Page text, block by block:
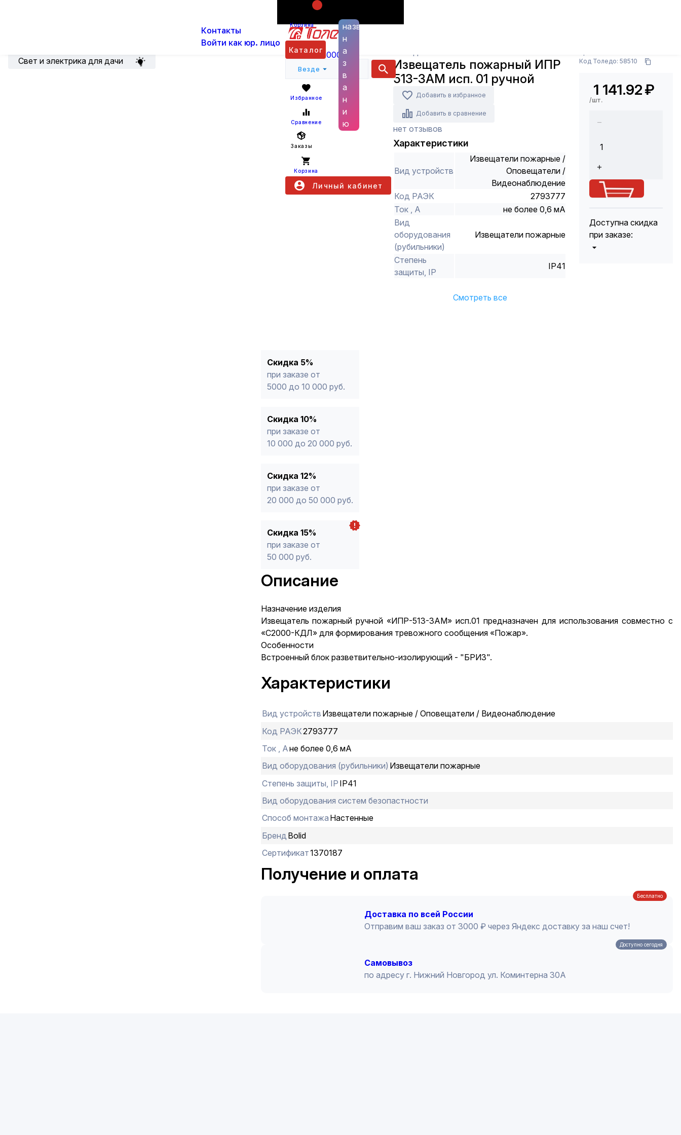
Контакты
Войти как юр. лицо
Корзина
+7 (800) 6000 600
Каталог
Везде
названию
н
а
з
в
а
н
и
ю
Избранное
Сравнение
Заказы
Корзина
Личный кабинет
Свет и электрика для дачи
Каталог Системы пожарной и охранной безопасности
Извещатели пожарные
Извещатель пожарный ИПР
513-3АМ исп. 01 ручной
Добавить в избранное
Добавить в сравнение
нет отзывов
Характеристики
Вид устройств
Извещатели пожарные /
Оповещатели /
Видеонаблюдение
Код РАЭК
2793777
Ток , А
не более 0,6 мА
Вид
оборудования
(рубильники)
Извещатели пожарные
Степень
защиты, IP
IP41
Смотреть все
Код Толедо: 58510
1 141.92₽
/шт.
Доступна скидка
при заказе:
Скидка 5%
при заказе от
5000 до 10 000 руб.
Скидка 10%
при заказе от
10 000 до 20 000 руб.
Скидка 12%
при заказе от
20 000 до 50 000 руб.
Скидка 15%
при заказе от
50 000 руб.
Описание
Назначение изделия
Извещатель пожарный ручной «ИПР-513-3АМ» исп.01 предназначен для использования совместно с
«С2000-КДЛ» для формирования тревожного сообщения «Пожар».
Особенности
Встроенный блок разветвительно-изолирующий - "БРИЗ".
Характеристики
Вид устройств Извещатели пожарные / Оповещатели / Видеонаблюдение
Код РАЭК2793777
Ток , Ане более 0,6 мА
Вид оборудования (рубильники) Извещатели пожарные
Степень защиты, IP IP41
Вид оборудования систем безопастности
Способ монтажа Настенные
Бренд Bolid
Сертификат1370187
Получение и оплата
Бесплатно
Доставка по всей России
Отправим ваш заказ от 3000 ₽ через Яндекс доставку за наш счет!
Доступно сегодня
Cамовывоз
по адресу г. Нижний Новгород ул. Коминтерна 30А